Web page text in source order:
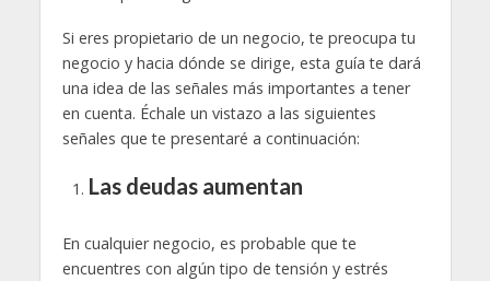
Si eres propietario de un negocio, te preocupa tu
negocio y hacia dónde se dirige, esta guía te dará
una idea de las señales más importantes a tener
en cuenta. Échale un vistazo a las siguientes
señales que te presentaré a continuación:
Las deudas aumentan
En cualquier negocio, es probable que te
encuentres con algún tipo de tensión y estrés